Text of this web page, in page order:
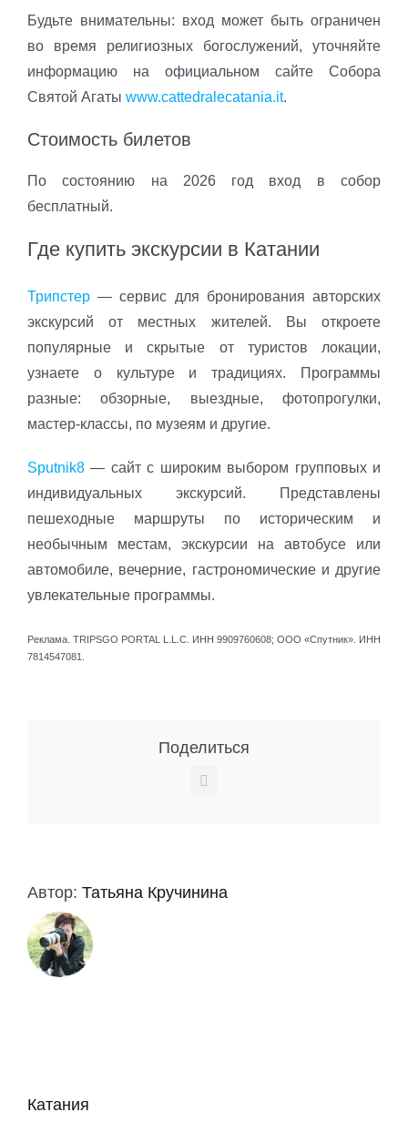
Будьте внимательны: вход может быть ограничен
во время религиозных богослужений, уточняйте
информацию на официальном сайте Собора
Святой Агаты www.cattedralecatania.it.
Стоимость билетов
По состоянию на 2026 год вход в собор
бесплатный.
Где купить экскурсии в Катании
Трипстер — сервис для бронирования авторских
экскурсий от местных жителей. Вы откроете
популярные и скрытые от туристов локации,
узнаете о культуре и традициях. Программы
разные: обзорные, выездные, фотопрогулки,
мастер-классы, по музеям и другие.
Sputnik8 — сайт с широким выбором групповых и
индивидуальных экскурсий. Представлены
пешеходные маршруты по историческим и
необычным местам, экскурсии на автобусе или
автомобиле, вечерние, гастрономические и другие
увлекательные программы.
Реклама. TRIPSGO PORTAL L.L.C. ИНН 9909760608; ООО «Спутник». ИНН
7814547081.
Поделиться
Vk
Автор: Татьяна Кручинина
Катания